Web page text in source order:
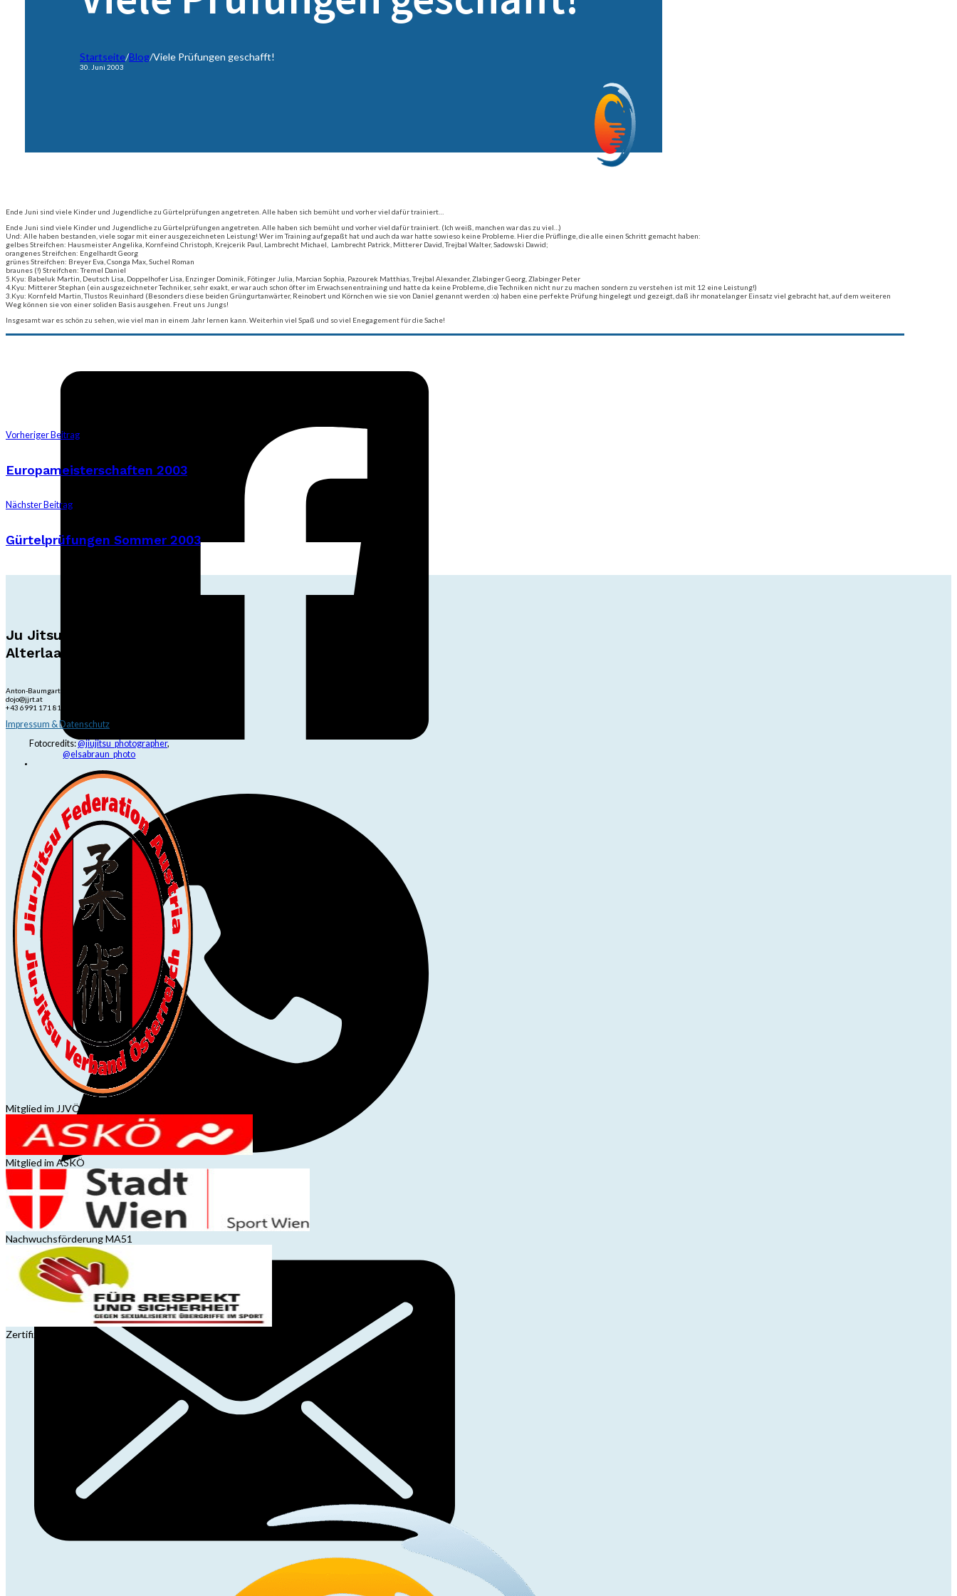
Startseite/Blog/Viele Prüfungen geschafft!
30. Juni 2003
Ende Juni sind viele Kinder und Jugendliche zu Gürtelprüfungen angetreten. Alle haben sich bemüht und vorher viel dafür trainiert…
Ende Juni sind viele Kinder und Jugendliche zu Gürtelprüfungen angetreten. Alle haben sich bemüht und vorher viel dafür trainiert. (Ich weiß, manchen war das zu viel…)
Und: Alle haben bestanden, viele sogar mit einer ausgezeichneten Leistung! Wer im Training aufgepaßt hat und auch da war hatte sowieso keine Probleme. Hier die Prüflinge, die alle einen Schritt gemacht haben:
gelbes Streifchen: Hausmeister Angelika, Kornfeind Christoph, Krejcerik Paul, Lambrecht Michael, Lambrecht Patrick, Mitterer David,Trejbal Walter, Sadowski Dawid;
orangenes Streifchen: Engelhardt Georg
grünes Streifchen: Breyer Eva, Csonga Max, Suchel Roman
braunes (!) Streifchen: Tremel Daniel
5.Kyu: Babeluk Martin, Deutsch Lisa, Doppelhofer Lisa, Enzinger Dominik, Fötinger Julia, Marcian Sophia, Pazourek Matthias,Trejbal Alexander, Zlabinger Georg, Zlabinger Peter
4.Kyu: Mitterer Stephan (ein ausgezeichneter Techniker, sehr exakt, er war auch schon öfter im Erwachsenentraining und hatte da keine Probleme, die Techniken nicht nur zu machen sondern zu verstehen ist mit 12 eine Leistung!)
3.Kyu: Kornfeld Martin, Tlustos Reuinhard (Besonders diese beiden Grüngurtanwärter, Reinobert und Körnchen wie sie von Daniel genannt werden :o) haben eine perfekte Prüfung hingelegt und gezeigt, daß ihr monatelanger Einsatz viel gebracht hat, auf dem weiteren
Weg können sie von einer soliden Basis ausgehen. Freut uns Jungs!
Insgesamt war es schön zu sehen, wie viel man in einem Jahr lernen kann. Weiterhin viel Spaß und so viel Enegagement für die Sache!
Vorheriger Beitrag
Europameisterschaften 2003
Nächster Beitrag
Gürtelprüfungen Sommer 2003
Ju Jitsu Ryu Tsunami
Alterlaa
Anton-Baumgartner-Str. 44/B8/01, 1230 Wien
dojo@jjrt.at
+43 6991 171 81 60
Impressum & Datenschutz
Fotocredits:@jiujitsu_photographer,
@elsabraun_photo
Mitglied im JJVÖ
Mitglied im ASKÖ
Nachwuchsförderung MA51
Zertifizierung